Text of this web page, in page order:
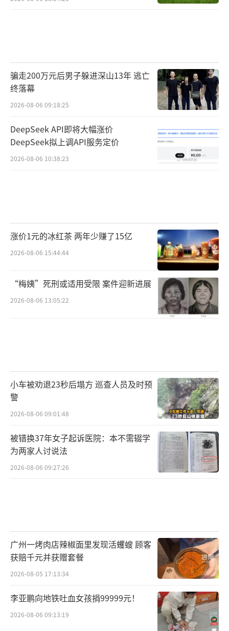
骗走200万元后男子躲进深山13年 逃亡
终落幕
2026-08-06 09:18:25
DeepSeek API即将大幅涨价
DeepSeek拟上调API服务定价
2026-08-06 10:38:23
涨价1元的冰红茶 两年少赚了15亿
2026-08-06 15:44:44
“梅姨”死刑或适用受限 案件迎新进展
2026-08-06 13:05:22
小车被劝退23秒后塌方 巡查人员及时预
警
2026-08-06 09:01:48
被错换37年女子起诉医院：本不需辍学
为两家人讨说法
2026-08-06 09:27:26
广州一烤肉店辣椒面里发现活蠼螋 顾客
获赔千元并获赠套餐
2026-08-05 17:13:34
李亚鹏向地铁吐血女孩捐99999元！
2026-08-06 09:13:19